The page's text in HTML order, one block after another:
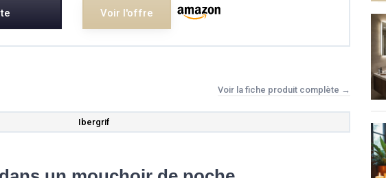
Voir l'offre
Voir la fiche produit complète →
Ibergrif